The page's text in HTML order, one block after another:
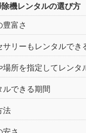
機レンタルの選び方
豊富さ
サリーもレンタルでき
場所を指定してレンタ
ルできる期間
法